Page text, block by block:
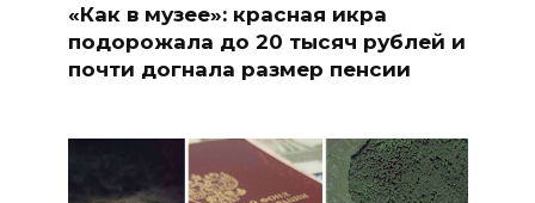
«Как в музее»: красная икра
подорожала до 20 тысяч рублей и
почти догнала размер пенсии